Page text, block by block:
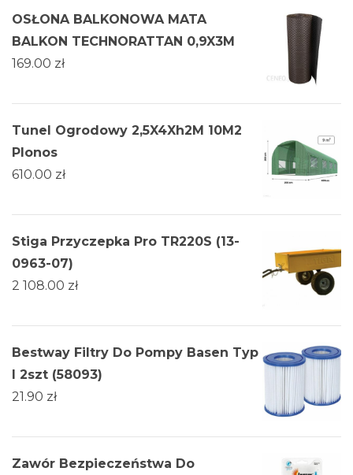
OSŁONA BALKONOWA MATA
BALKON TECHNORATTAN 0,9X3M
169.00 zł
Tunel Ogrodowy 2,5X4Xh2M 10M2
Plonos
610.00 zł
Stiga Przyczepka Pro TR220S (13-
0963-07)
2 108.00 zł
Bestway Filtry Do Pompy Basen Typ
I 2szt (58093)
21.90 zł
Zawór Bezpieczeństwa Do